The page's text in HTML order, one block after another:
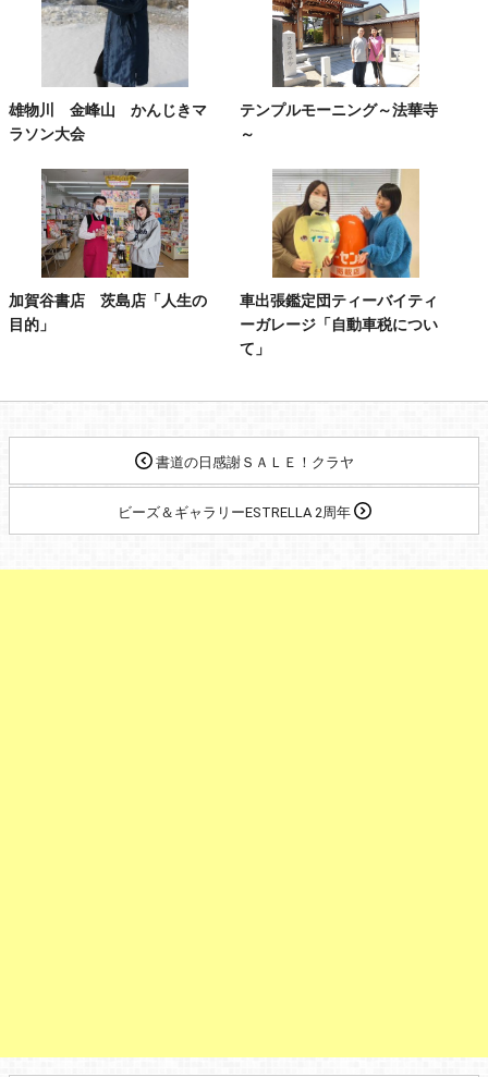
雄物川 金峰山 かんじきマ
ラソン大会
テンプルモーニング～法華寺
～
加賀谷書店 茨島店「人生の
目的」
車出張鑑定団ティーバイティ
ーガレージ「自動車税につい
て」
書道の日感謝ＳＡＬＥ！クラヤ
ビーズ＆ギャラリーESTRELLA 2周年